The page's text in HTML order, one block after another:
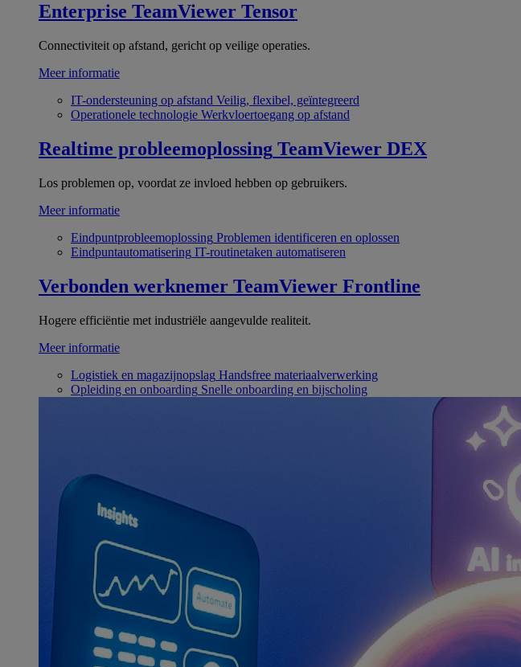
Enterprise TeamViewer Tensor
Connectiviteit op afstand, gericht op veilige operaties.
Meer informatie
IT-ondersteuning op afstand Veilig, flexibel, geïntegreerd
Operationele technologie Werkvloertoegang op afstand
Realtime probleemoplossing TeamViewer DEX
Los problemen op, voordat ze invloed hebben op gebruikers.
Meer informatie
Eindpuntprobleemoplossing Problemen identificeren en oplossen
Eindpuntautomatisering IT-routinetaken automatiseren
Verbonden werknemer TeamViewer Frontline
Hogere efficiëntie met industriële aangevulde realiteit.
Meer informatie
Logistiek en magazijnopslag Handsfree materiaalverwerking
Opleiding en onboarding Snelle onboarding en bijscholing